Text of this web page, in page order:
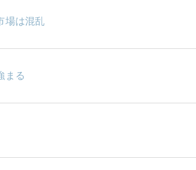
場は混乱
まる